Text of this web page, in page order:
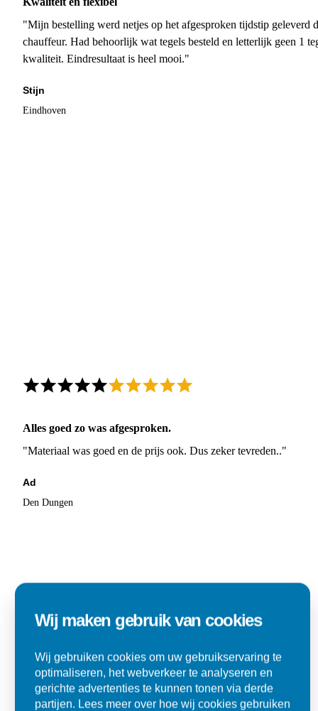
"Mijn bestelling werd netjes op het afgesproken tijdstip geleverd
chauffeur. Had behoorlijk wat tegels besteld en letterlijk geen 1
kwaliteit. Eindresultaat is heel mooi."
Stijn
Eindhoven
Alles goed zo was afgesproken.
"Materiaal was goed en de prijs ook. Dus zeker tevreden.."
Ad
Den Dungen
Wij maken gebruik van cookies
Wij gebruiken cookies om uw gebruikservaring te
optimaliseren, het webverkeer te analyseren en
gerichte advertenties te kunnen tonen via derde
partijen. Lees meer over hoe wij cookies gebruiken